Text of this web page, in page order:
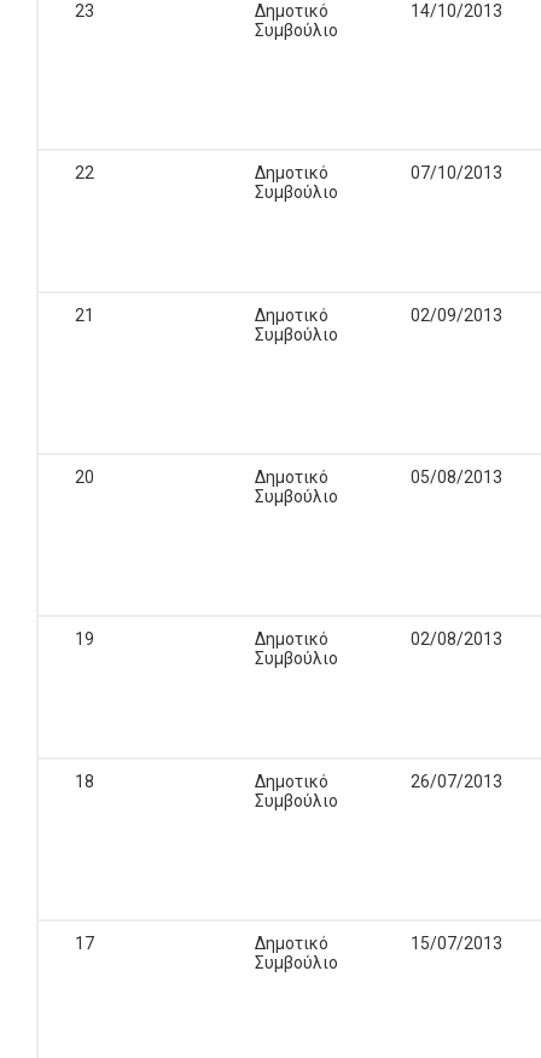
23
Δημοτικό
Συμβούλιο
14/10/2013
22
Δημοτικό
Συμβούλιο
07/10/2013
21
Δημοτικό
Συμβούλιο
02/09/2013
20
Δημοτικό
Συμβούλιο
05/08/2013
19
Δημοτικό
Συμβούλιο
02/08/2013
18
Δημοτικό
Συμβούλιο
26/07/2013
17
Δημοτικό
Συμβούλιο
15/07/2013